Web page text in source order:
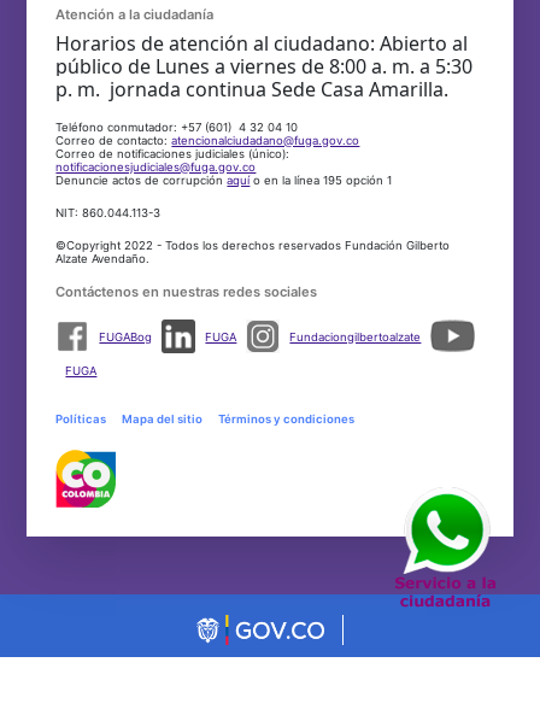
Atención a la ciudadanía
Horarios de atención al ciudadano: Abierto al
público de Lunes a viernes de 8:00 a. m. a 5:30
p. m. jornada continua Sede Casa Amarilla.
Teléfono conmutador: +57 (601) 4 32 04 10
Correo de contacto:atencionalciudadano@fuga.gov.co
Correo de notificaciones judiciales (único):
notificacionesjudiciales@fuga.gov.co
Denuncie actos de corrupciónaquío en la línea 195 opción 1
NIT: 860.044.113-3
©Copyright 2022 - Todos los derechos reservados Fundación Gilberto
Alzate Avendaño.
Contáctenos en nuestras redes sociales
FUGABog FUGA Fundaciongilbertoalzate
FUGA
Políticas Mapa del sitio Términos y condiciones